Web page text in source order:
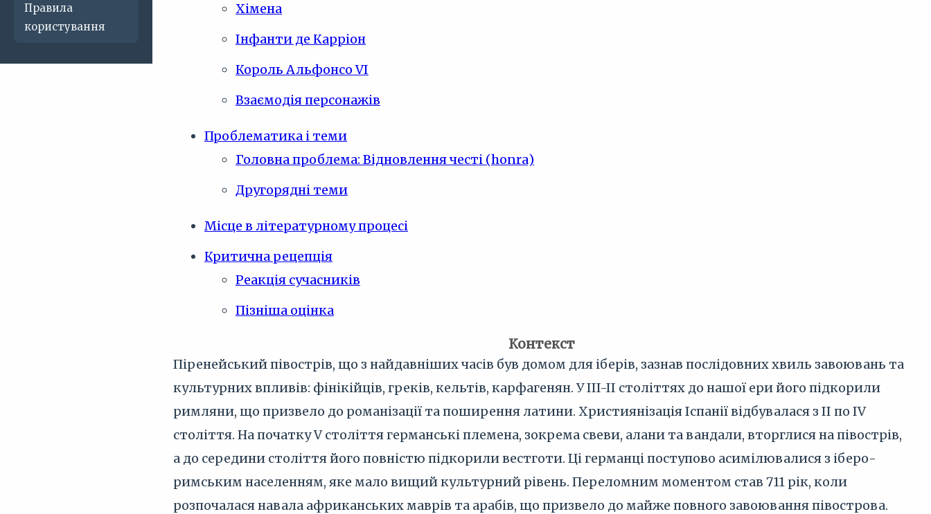
Правила
користування
Хімена
Інфанти де Карріон
Король Альфонсо VI
Взаємодія персонажів
Проблематика і теми
Головна проблема: Відновлення честі (honra)
Другорядні теми
Місце в літературному процесі
Критична рецепція
Реакція сучасників
Пізніша оцінка
Контекст
Піренейський півострів, що з найдавніших часів був домом для іберів, зазнав послідовних хвиль завоювань та
культурних впливів: фінікійців, греків, кельтів, карфагенян. У III-II століттях до нашої ери його підкорили
римляни, що призвело до романізації та поширення латини. Християнізація Іспанії відбувалася з II по IV
століття. На початку V століття германські племена, зокрема свеви, алани та вандали, вторглися на півострів,
а до середини століття його повністю підкорили вестготи. Ці германці поступово асимілювалися з іберо-
римським населенням, яке мало вищий культурний рівень. Переломним моментом став 711 рік, коли
розпочалася навала африканських маврів та арабів, що призвело до майже повного завоювання півострова.